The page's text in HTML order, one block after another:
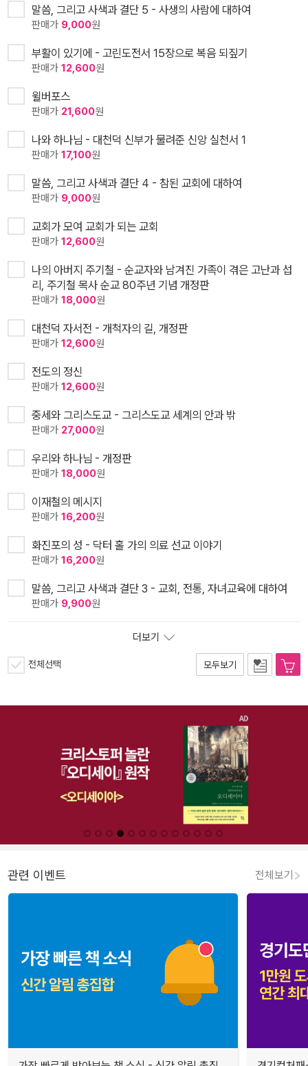
말씀, 그리고 사색과 결단 5 - 사생의 사람에 대하여
판매가 9,000원
부활이 있기에 - 고린도전서 15장으로 복음 되짚기
판매가 12,600원
윌버포스
판매가 21,600원
나와 하나님 - 대천덕 신부가 물려준 신앙 실천서 1
판매가 17,100원
말씀, 그리고 사색과 결단 4 - 참된 교회에 대하여
판매가 9,000원
교회가 모여 교회가 되는 교회
판매가 12,600원
나의 아버지 주기철 - 순교자와 남겨진 가족이 겪은 고난과 섭
리, 주기철 목사 순교 80주년 기념 개정판
판매가 18,000원
대천덕 자서전 - 개척자의 길, 개정판
판매가 12,600원
전도의 정신
판매가 12,600원
중세와 그리스도교 - 그리스도교 세계의 안과 밖
판매가 27,000원
우리와 하나님 - 개정판
판매가 18,000원
이재철의 메시지
판매가 16,200원
화진포의 성 - 닥터 홀 가의 의료 선교 이야기
판매가 16,200원
말씀, 그리고 사색과 결단 3 - 교회, 전통, 자녀교육에 대하여
판매가 9,900원
더보기
전체선택 모두보기
관련 이벤트 전체보기